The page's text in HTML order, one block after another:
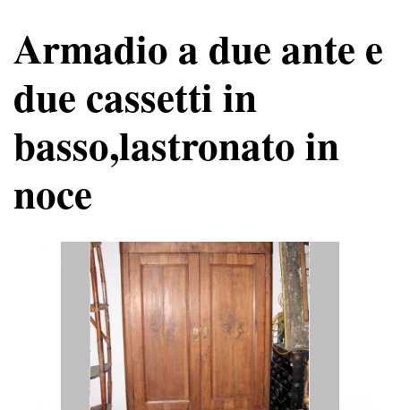
pane
Armadio a due ante e
due cassetti in
basso,lastronato in
noce